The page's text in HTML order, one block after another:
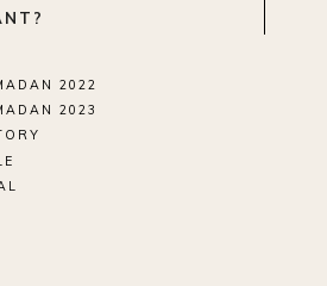
2022
2023